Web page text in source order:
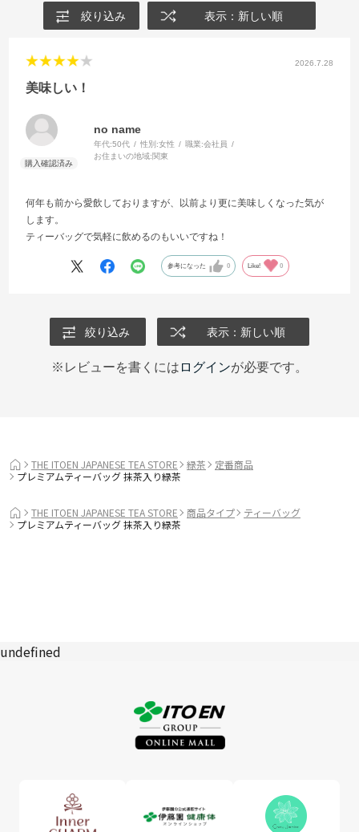
絞り込み 表示：新しい順
2026.7.28
美味しい！
no name
年代:50代 性別:女性 職業:会社員
お住まいの地域:関東
何年も前から愛飲しておりますが、以前より更に美味しくなった気が
します。
ティーバッグで気軽に飲めるのもいいですね！
参考になった 0 Like! 0
絞り込み 表示：新しい順
※レビューを書くには ログインが必要です。
THE ITOEN JAPANESE TEA STORE 緑茶
定番商品
プレミアムティーバッグ 抹茶入り緑茶
THE ITOEN JAPANESE TEA STORE 商品タイプ
ティーバッグ
プレミアムティーバッグ 抹茶入り緑茶
undefined